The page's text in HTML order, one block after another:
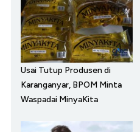
Usai Tutup Produsen di
Karanganyar, BPOM Minta
Waspadai MinyaKita